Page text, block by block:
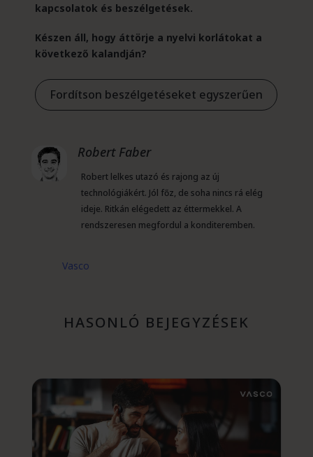
kapcsolatok és beszélgetések.
Készen áll, hogy áttörje a nyelvi korlátokat a
következő kalandján?
Fordítson beszélgetéseket egyszerűen
Robert Faber
Robert lelkes utazó és rajong az új
technológiákért. Jól főz, de soha nincs rá elég
ideje. Ritkán elégedett az éttermekkel. A
rendszeresen megfordul a konditeremben.
Vasco
HASONLÓ BEJEGYZÉSEK